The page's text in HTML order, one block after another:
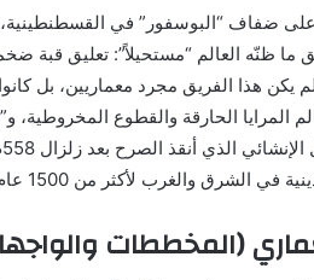
على ضفاف “البوسفور” في القسطنطينية،
يكن هذا الفريق مجرد معماريين، بل
المرايا الحارقة والقطوع المخروطية،
(المخططات